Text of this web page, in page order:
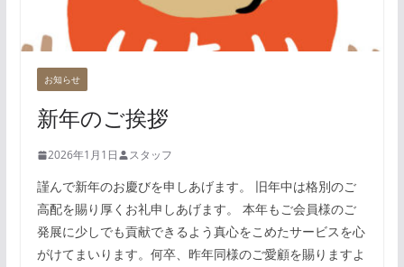
お知らせ
新年のご挨拶
2026年1月1日 スタッフ
謹んで新年のお慶びを申しあげます。 旧年中は格別のご
高配を賜り厚くお礼申しあげます。 本年もご会員様のご
発展に少しでも貢献できるよう真心をこめたサービスを心
がけてまいります。何卒、昨年同様のご愛顧を賜りますよ